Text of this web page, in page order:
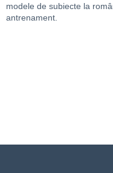
modele de subiecte la
antrenament.